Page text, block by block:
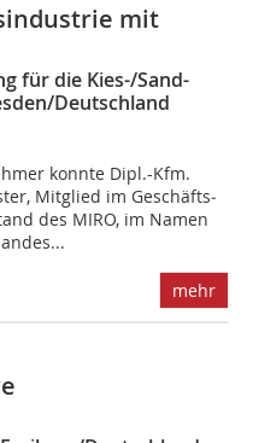
mit
für die Kies-/Sand-
Deutschland
konnte Dipl.-Kfm.
Mitglied im Ge­schäfts­
des MIRO, im Namen
mehr